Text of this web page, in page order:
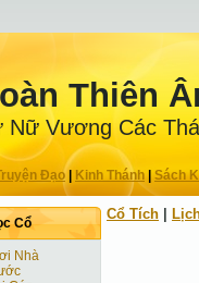
Thiên
Nữ Vương Các
Ðạo| Kinh Thánh Sách
Cổ
Nhà
Cổ Tích